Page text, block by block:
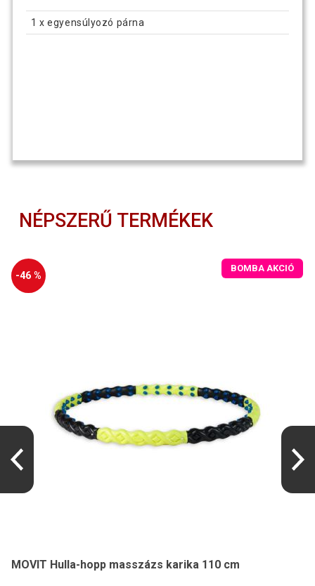
1 x egyensúlyozó párna
NÉPSZERŰ TERMÉKEK
-46 %
BOMBA AKCIÓ
MOVIT Hulla-hopp masszázs karika 110 cm